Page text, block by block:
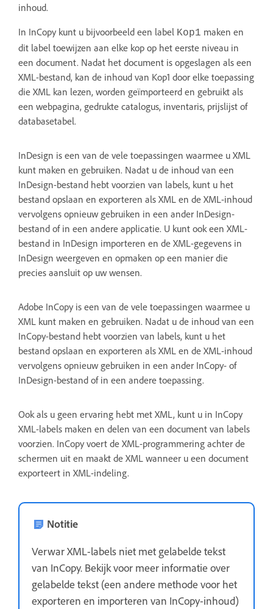
inhoud.
In InCopy kunt u bijvoorbeeld een label Kop1 maken en
dit label toewijzen aan elke kop op het eerste niveau in
een document. Nadat het document is opgeslagen als een
XML-bestand, kan de inhoud van Kop1 door elke toepassing
die XML kan lezen, worden geïmporteerd en gebruikt als
een webpagina, gedrukte catalogus, inventaris, prijslijst of
databasetabel.
InDesign is een van de vele toepassingen waarmee u XML
kunt maken en gebruiken. Nadat u de inhoud van een
InDesign-bestand hebt voorzien van labels, kunt u het
bestand opslaan en exporteren als XML en de XML-inhoud
vervolgens opnieuw gebruiken in een ander InDesign-
bestand of in een andere applicatie. U kunt ook een XML-
bestand in InDesign importeren en de XML-gegevens in
InDesign weergeven en opmaken op een manier die
precies aansluit op uw wensen.
Adobe InCopy is een van de vele toepassingen waarmee u
XML kunt maken en gebruiken. Nadat u de inhoud van een
InCopy-bestand hebt voorzien van labels, kunt u het
bestand opslaan en exporteren als XML en de XML-inhoud
vervolgens opnieuw gebruiken in een ander InCopy- of
InDesign-bestand of in een andere toepassing.
Ook als u geen ervaring hebt met XML, kunt u in InCopy
XML-labels maken en delen van een document van labels
voorzien. InCopy voert de XML-programmering achter de
schermen uit en maakt de XML wanneer u een document
exporteert in XML-indeling.
Notitie
Verwar XML-labels niet met gelabelde tekst
van InCopy. Bekijk voor meer informatie over
gelabelde tekst (een andere methode voor het
exporteren en importeren van InCopy-inhoud)